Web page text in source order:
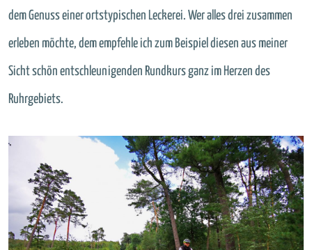
dem Genuss einer ortstypischen Leckerei. Wer alles drei zusammen
erleben möchte, dem empfehle ich zum Beispiel diesen aus meiner
Sicht schön entschleunigenden Rundkurs ganz im Herzen des
Ruhrgebiets.